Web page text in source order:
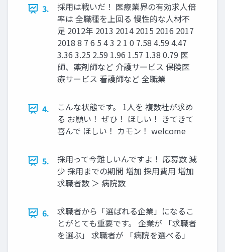
3.
採用は戦いだ！ 医療業界の有効求人倍
率は 全職種を上回る 慢性的な人材不
足 2012年 2013 2014 2015 2016 2017
2018 8 7 6 5 4 3 2 1 0 7.58 4.59 4.47
3.36 3.25 2.59 1.96 1.57 1.38 0.79 医
師、薬剤師など 介護サービス 保険医
療サービス 看護師など 全職業
4.
こんな状態です。 1人を 複数社が求め
る お願い！ ぜひ！ ほしい！ きてきて
喜んで ほしい！ カモン！ welcome
5.
採用って今難しいんですよ！ 応募数 減
少 採用までの期間 増加 採用費用 増加
求職者数 ＞ 病院数
6.
求職者から「選ばれる企業」になるこ
とがとても重要です。 企業が 「求職者
を選ぶ」 求職者が 「病院を選べる」